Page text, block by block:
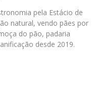
pela Estácio de
natural, vendo pães por
do pão, padaria
desde 2019.